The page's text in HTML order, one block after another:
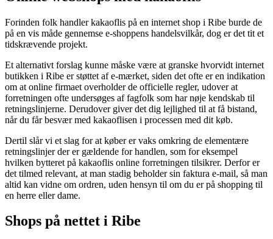
Forinden folk handler kakaoflis på en internet shop i Ribe burde de
på en vis måde gennemse e-shoppens handelsvilkår, dog er det tit et
tidskrævende projekt.
Et alternativt forslag kunne måske være at granske hvorvidt internet
butikken i Ribe er støttet af e-mærket, siden det ofte er en indikation
om at online firmaet overholder de officielle regler, udover at
forretningen ofte undersøges af fagfolk som har nøje kendskab til
retningslinjerne. Derudover giver det dig lejlighed til at få bistand,
når du får besvær med kakaoflisen i processen med dit køb.
Dertil slår vi et slag for at køber er vaks omkring de elementære
retningslinjer der er gældende for handlen, som for eksempel
hvilken bytteret på kakaoflis online forretningen tilsikrer. Derfor er
det tilmed relevant, at man stadig beholder sin faktura e-mail, så man
altid kan vidne om ordren, uden hensyn til om du er på shopping til
en herre eller dame.
Shops på nettet i Ribe